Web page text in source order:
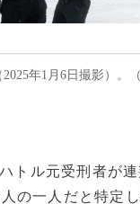
年1月6日撮影）。（
トル元受刑者が
の一人だと特定し